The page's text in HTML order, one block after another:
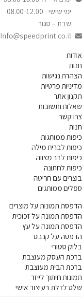
ימי שישי - 08.00-12.00
שבת – סגור
Info@speedprint.co.il
אודות
חנות
הצהרת נגישות
מדיניות פרטיות
תקנון אתר
שאלות ותשובות
צרו קשר
חנות
כיפות ממותגות
כיפות לברית מילה
כיפות לבר מצווה
כיפות לחתונה
בוצרים עם חריטה
ספלים ממותגים
הדפסת תמונות על מוצרים
הדפסת תמונה על זכוכית
הדפסת תמונה על עץ
הדפסה על קנבס
בלוק סטורי
ברכת העסק מעוצבת
ברכת הבית מעוצבת
תמונות חיתוך לייזר
שלט לדלת בעיצוב אישי